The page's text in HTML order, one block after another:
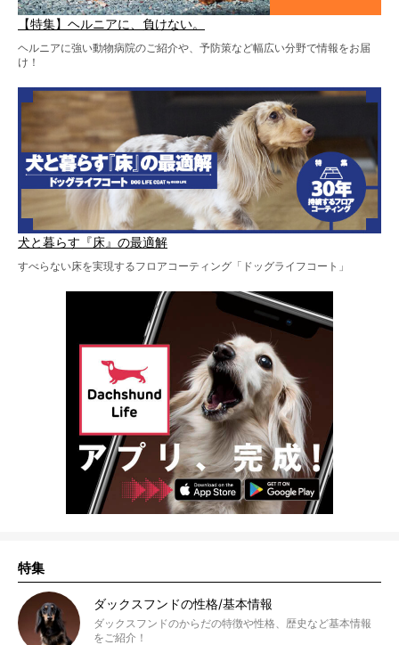
【特集】ヘルニアに、負けない。
ヘルニアに強い動物病院のご紹介や、予防策など幅広い分野で情報をお届
け！
犬と暮らす『床』の最適解
すべらない床を実現するフロアコーティング「ドッグライフコート」
特集
ダックスフンドの性格/基本情報
ダックスフンドのからだの特徴や性格、歴史など基本情報
をご紹介！